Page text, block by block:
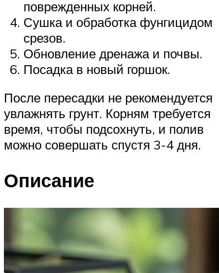
поврежденных корней.
Сушка и обработка фунгицидом
срезов.
Обновление дренажа и почвы.
Посадка в новый горшок.
После пересадки не рекомендуется
увлажнять грунт. Корням требуется
время, чтобы подсохнуть, и полив
можно совершать спустя 3-4 дня.
Описание